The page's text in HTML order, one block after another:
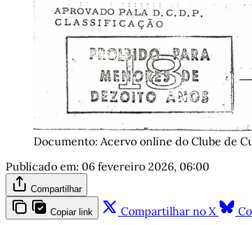
Documento: Acervo online do Clube de
Publicado em: 06 fevereiro 2026, 06:00
Compartilhar
Copiar link Compartilhar no X